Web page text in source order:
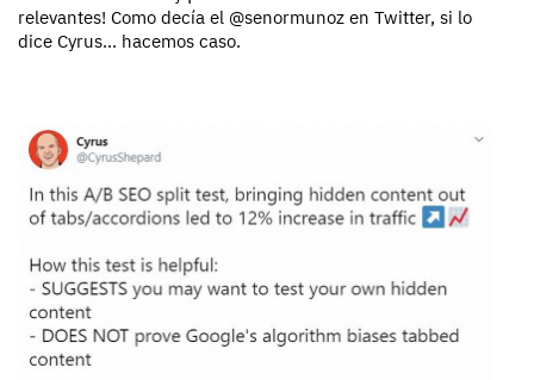
relevantes! Como decía el @senormunoz en Twitter, si lo
dice Cyrus… hacemos caso.